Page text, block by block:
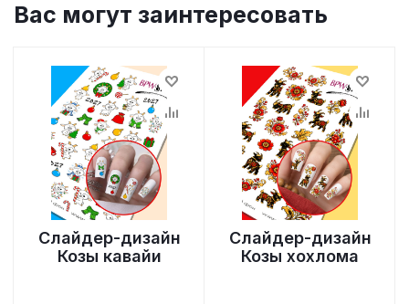
Вас могут заинтересовать
Слайдер-дизайн
Козы кавайи
Слайдер-дизайн
Козы хохлома